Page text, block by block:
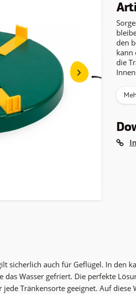
den
kann
die
sicherlich auch für Geflügel. In den
Wasser gefriert. Die perfekte
Tränkensorte geeignet. Auf diese